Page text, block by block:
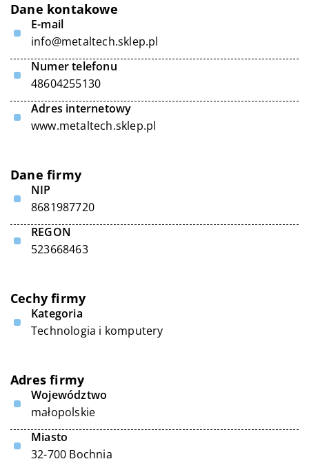
Dane kontakowe
E-mail
info@metaltech.sklep.pl
Numer telefonu
48604255130
Adres internetowy
www.metaltech.sklep.pl
Dane firmy
NIP
8681987720
REGON
523668463
Cechy firmy
Kategoria
Technologia i komputery
Adres firmy
Województwo
małopolskie
Miasto
32-700 Bochnia